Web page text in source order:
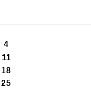
4
11
18
25